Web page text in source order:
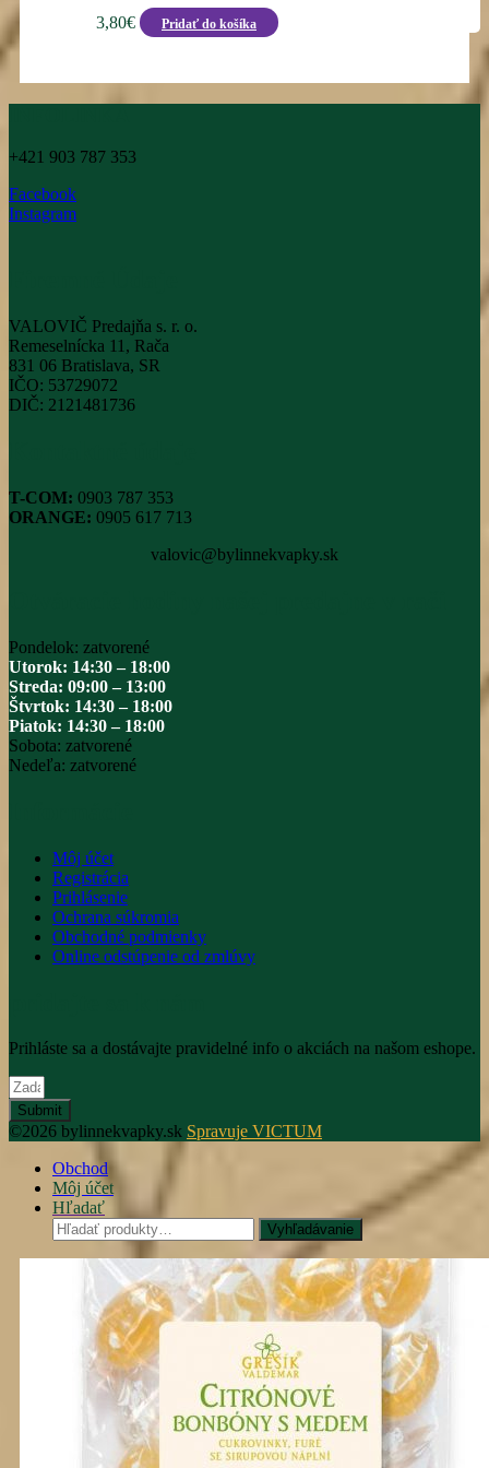
3,80€ Pridať do košíka
+421 903 787 353
Facebook
Instagram
VALOVIČ Predajňa s. r. o.
Remeselnícka 11, Rača
831 06 Bratislava, SR
IČO: 53729072
DIČ: 2121481736
T-COM: 0903 787 353
ORANGE: 0905 617 713
valovic@bylinnekvapky.sk
Pondelok: zatvorené
Utorok: 14:30 – 18:00
Streda: 09:00 – 13:00
Štvrtok: 14:30 – 18:00
Piatok: 14:30 – 18:00
Sobota: zatvorené
Nedeľa: zatvorené
Môj účet
Registrácia
Prihlásenie
Ochrana súkromia
Obchodné podmienky
Online odstúpenie od zmlúvy
Prihláste sa a dostávajte pravidelné info o akciách na našom eshope.
Submit
©2026 bylinnekvapky.sk Spravuje VICTUM
Obchod
Môj účet
Hľadať
Hľadať:
Vyhľadávanie